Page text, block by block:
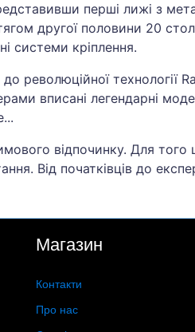
перші лижі з
другої половини 20
системи кріплення.
революційної технології
вписані легендарні
відпочинку. Для
Від початківців до
Магазин
Контакти
Про нас